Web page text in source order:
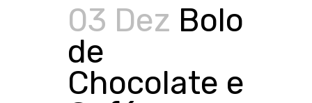
03 Dez Bolo
de
Chocolate e